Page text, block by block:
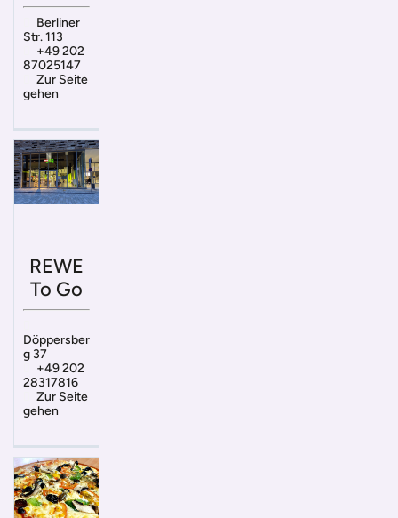
Berliner
Str. 113
+49 202
87025147
Zur Seite
gehen
REWE
To Go
Döppersber
g 37
+49 202
28317816
Zur Seite
gehen